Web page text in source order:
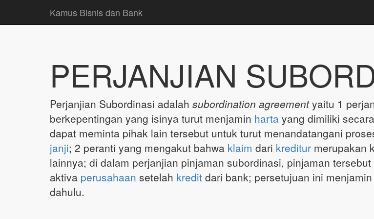
Kamus Bisnis dan Bank
PERJANJIAN
Perjanjian Subordinasi adalah subordination agreementyaitu 1
berkepentingan yang isinya turut menjamin harta yang dimiliki
dapat meminta pihak lain tersebut untuk turut menandatangani
janji; 2 peranti yang mengakut bahwa klaim dari kreditur merupakan
lainnya; di dalam perjanjian pinjaman subordinasi, pinjaman
aktiva perusahaan setelah kredit dari bank; persetujuan ini
dahulu.